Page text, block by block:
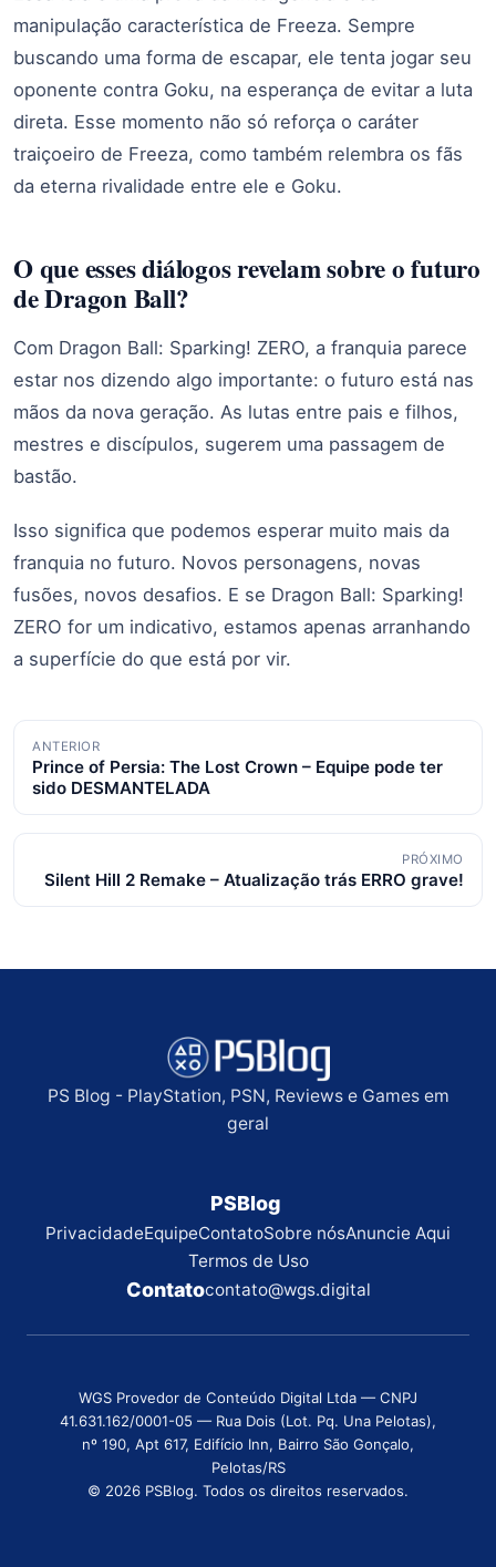
manipulação característica de Freeza. Sempre
buscando uma forma de escapar, ele tenta jogar seu
oponente contra Goku, na esperança de evitar a luta
direta. Esse momento não só reforça o caráter
traiçoeiro de Freeza, como também relembra os fãs
da eterna rivalidade entre ele e Goku.
O que esses diálogos revelam sobre o futuro
de Dragon Ball?
Com Dragon Ball: Sparking! ZERO, a franquia parece
estar nos dizendo algo importante: o futuro está nas
mãos da nova geração. As lutas entre pais e filhos,
mestres e discípulos, sugerem uma passagem de
bastão.
Isso significa que podemos esperar muito mais da
franquia no futuro. Novos personagens, novas
fusões, novos desafios. E se Dragon Ball: Sparking!
ZERO for um indicativo, estamos apenas arranhando
a superfície do que está por vir.
Navegação
de
posts
ANTERIOR
Prince of Persia: The Lost Crown – Equipe pode ter
sido DESMANTELADA
PRÓXIMO
Silent Hill 2 Remake – Atualização trás ERRO grave!
PS Blog - PlayStation, PSN, Reviews e Games em
geral
PSBlog
PrivacidadeEquipeContatoSobre nósAnuncie Aqui
Termos de Uso
Contatocontato@wgs.digital
WGS Provedor de Conteúdo Digital Ltda — CNPJ
41.631.162/0001-05 — Rua Dois (Lot. Pq. Una Pelotas),
nº 190, Apt 617, Edifício Inn, Bairro São Gonçalo,
Pelotas/RS
© 2026 PSBlog. Todos os direitos reservados.